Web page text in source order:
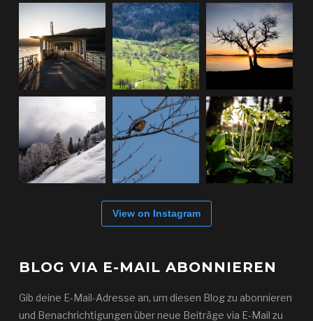
View on Instagram
BLOG VIA E-MAIL ABONNIEREN
Gib deine E-Mail-Adresse an, um diesen Blog zu abonnieren
und Benachrichtigungen über neue Beiträge via E-Mail zu